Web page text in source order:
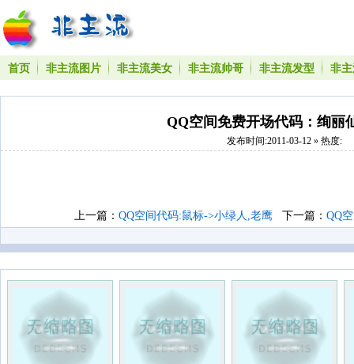
首页 非主流图片 非主流美女 非主流帅哥 非主流发型 非
QQ空间免费开场代码：绚丽
发布时间:2011-03-12 » 热度:
上一篇： QQ空间代码:鼠标->小绿人,老鹰下一篇： QQ